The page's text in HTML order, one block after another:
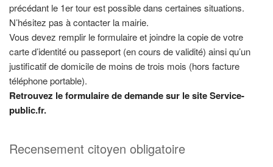
précédant le 1er tour est possible dans certaines situations.
N’hésitez pas à contacter la mairie.
Vous devez remplir le formulaire et joindre la copie de votre
carte d’identité ou passeport (en cours de validité) ainsi qu’un
justificatif de domicile de moins de trois mois (hors facture
téléphone portable).
Retrouvez le formulaire de demande sur le site Service-
public.fr.
Recensement citoyen obligatoire